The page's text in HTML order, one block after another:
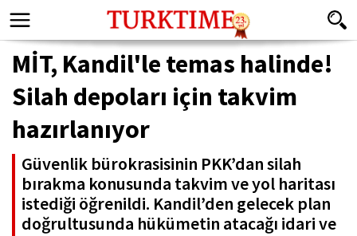
MİT, Kandil'le temas halinde!
Silah depoları için takvim
hazırlanıyor
Güvenlik bürokrasisinin PKK’dan silah
bırakma konusunda takvim ve yol haritası
istediği öğrenildi. Kandil’den gelecek plan
doğrultusunda hükümetin atacağı idari ve